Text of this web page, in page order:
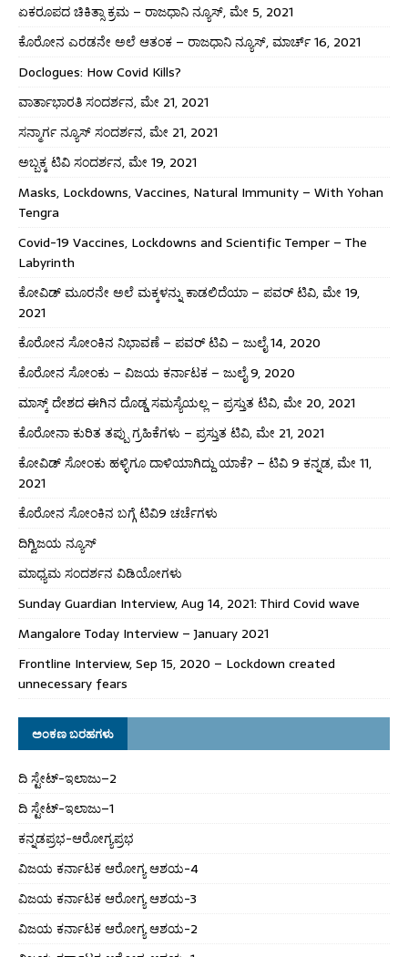
ಏಕರೂಪದ ಚಿಕಿತ್ಸಾ ಕ್ರಮ – ರಾಜಧಾನಿ ನ್ಯೂಸ್, ಮೇ 5, 2021
ಕೊರೋನ ಎರಡನೇ ಅಲೆ ಆತಂಕ – ರಾಜಧಾನಿ ನ್ಯೂಸ್, ಮಾರ್ಚ್ 16, 2021
Doclogues: How Covid Kills?
ವಾರ್ತಾಭಾರತಿ ಸಂದರ್ಶನ, ಮೇ 21, 2021
ಸನ್ಮಾರ್ಗ ನ್ಯೂಸ್ ಸಂದರ್ಶನ, ಮೇ 21, 2021
ಅಬ್ಬಕ್ಕ ಟಿವಿ ಸಂದರ್ಶನ, ಮೇ 19, 2021
Masks, Lockdowns, Vaccines, Natural Immunity – With Yohan
Tengra
Covid-19 Vaccines, Lockdowns and Scientific Temper – The
Labyrinth
ಕೋವಿಡ್ ಮೂರನೇ ಅಲೆ ಮಕ್ಕಳನ್ನು ಕಾಡಲಿದೆಯಾ – ಪವರ್ ಟಿವಿ, ಮೇ 19,
2021
ಕೊರೋನ ಸೋಂಕಿನ ನಿಭಾವಣೆ – ಪವರ್ ಟಿವಿ – ಜುಲೈ 14, 2020
ಕೊರೋನ ಸೋಂಕು – ವಿಜಯ ಕರ್ನಾಟಕ – ಜುಲೈ 9, 2020
ಮಾಸ್ಕ್ ದೇಶದ ಈಗಿನ ದೊಡ್ಡ ಸಮಸ್ಯೆಯಲ್ಲ – ಪ್ರಸ್ತುತ ಟಿವಿ, ಮೇ 20, 2021
ಕೊರೋನಾ ಕುರಿತ ತಪ್ಪು ಗ್ರಹಿಕೆಗಳು – ಪ್ರಸ್ತುತ ಟಿವಿ, ಮೇ 21, 2021
ಕೋವಿಡ್ ಸೋಂಕು ಹಳ್ಳಿಗೂ ದಾಳಿಯಾಗಿದ್ದು ಯಾಕೆ? – ಟಿವಿ 9 ಕನ್ನಡ, ಮೇ 11,
2021
ಕೊರೋನ ಸೋಂಕಿನ ಬಗ್ಗೆ ಟಿವಿ9 ಚರ್ಚೆಗಳು
ದಿಗ್ವಿಜಯ ನ್ಯೂಸ್
ಮಾಧ್ಯಮ ಸಂದರ್ಶನ ವಿಡಿಯೋಗಳು
Sunday Guardian Interview, Aug 14, 2021: Third Covid wave
Mangalore Today Interview – January 2021
Frontline Interview, Sep 15, 2020 – Lockdown created
unnecessary fears
ಅಂಕಣ ಬರಹಗಳು
ದಿ ಸ್ಟೇಟ್‌-ಇಲಾಜು–2
ದಿ ಸ್ಟೇಟ್‌-ಇಲಾಜು–1
ಕನ್ನಡಪ್ರಭ-ಆರೋಗ್ಯಪ್ರಭ
ವಿಜಯ ಕರ್ನಾಟಕ ಆರೋಗ್ಯ ಆಶಯ-4
ವಿಜಯ ಕರ್ನಾಟಕ ಆರೋಗ್ಯ ಆಶಯ-3
ವಿಜಯ ಕರ್ನಾಟಕ ಆರೋಗ್ಯ ಆಶಯ-2